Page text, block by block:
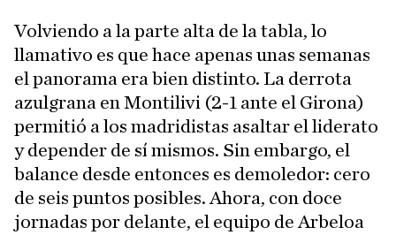
Volviendo a la parte alta de la tabla, lo
llamativo es que hace apenas unas semanas
el panorama era bien distinto. La derrota
azulgrana en Montilivi (2-1 ante el Girona)
permitió a los madridistas asaltar el liderato
y depender de sí mismos. Sin embargo, el
balance desde entonces es demoledor: cero
de seis puntos posibles. Ahora, con doce
jornadas por delante, el equipo de Arbeloa